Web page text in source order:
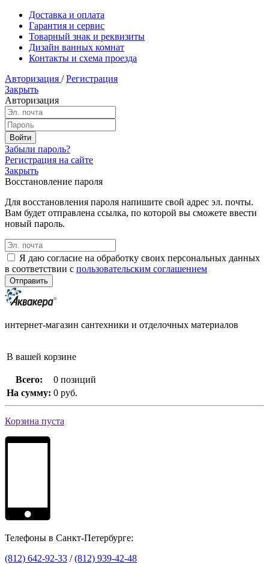
Доставка и оплата
Гарантия и сервис
Товарный знак и реквизиты
Дизайн ванных комнат
Контакты и схема проезда
Авторизация / Регистрация
Закрыть
Авторизация
Забыли пароль?
Регистрация на сайте
Закрыть
Восстановление пароля
Для восстановления пароля напишите свой адрес эл. почты.
Вам будет отправлена ссылка, по которой вы сможете ввести
новый пароль.
Я даю согласие на обработку своих персональных данных
в соответствии с пользовательским соглашением
интернет-магазин сантехники и отделочных материалов
В вашей корзине
Всего:
0 позиций
На сумму: 0 руб.
Корзина пуста
Телефоны в Санкт-Петербурге:
(812) 642-92-33 /(812) 939-42-48